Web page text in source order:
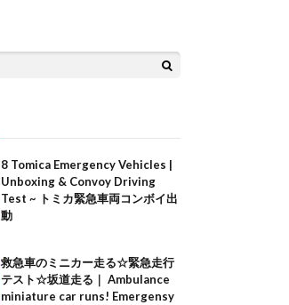
8 Tomica Emergency Vehicles |
Unboxing & Convoy Driving
Test ~ トミカ緊急車両コンボイ出
動
救急車のミニカー走る☆緊急走行
テスト☆坂道走る｜ Ambulance
miniature car runs! Emergensy